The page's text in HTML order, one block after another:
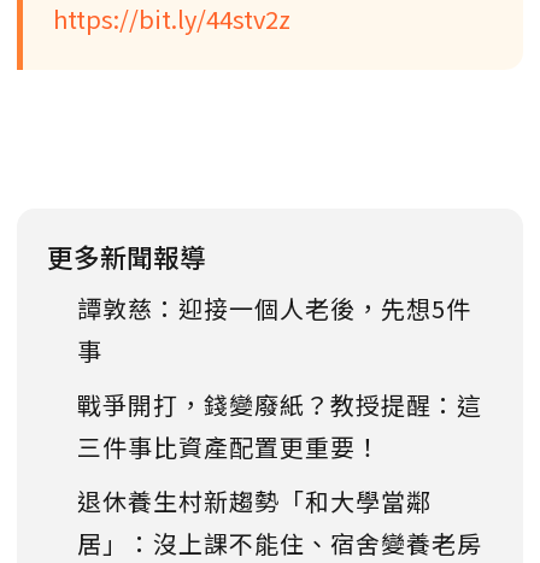
https://bit.ly/44stv2z
更多新聞報導
譚敦慈：迎接一個人老後，先想5件
事
戰爭開打，錢變廢紙？教授提醒：這
三件事比資產配置更重要！
退休養生村新趨勢「和大學當鄰
居」：沒上課不能住、宿舍變養老房